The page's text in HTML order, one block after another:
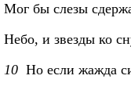
Мог бы слезы
Небо, и звезды ко
10 Но если жажда